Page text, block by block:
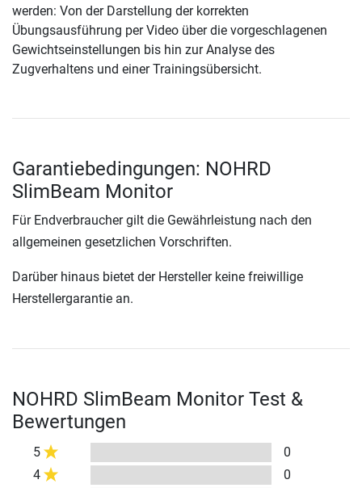
werden: Von der Darstellung der korrekten
Übungsausführung per Video über die vorgeschlagenen
Gewichtseinstellungen bis hin zur Analyse des
Zugverhaltens und einer Trainingsübersicht.
Garantiebedingungen: NOHRD
SlimBeam Monitor
Für Endverbraucher gilt die Gewährleistung nach den
allgemeinen gesetzlichen Vorschriften.
Darüber hinaus bietet der Hersteller keine freiwillige
Herstellergarantie an.
NOHRD SlimBeam Monitor Test &
Bewertungen
5
0
4
0